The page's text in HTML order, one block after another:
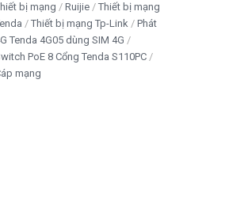
bị mạng Ruijie
Thiết bị mạng
Thiết bị mạng Tp-Link
Phát
Tenda 4G05 dùng SIM 4G
PoE 8 Cổng Tenda S110PC
mạng